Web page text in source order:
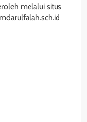
melalui situs